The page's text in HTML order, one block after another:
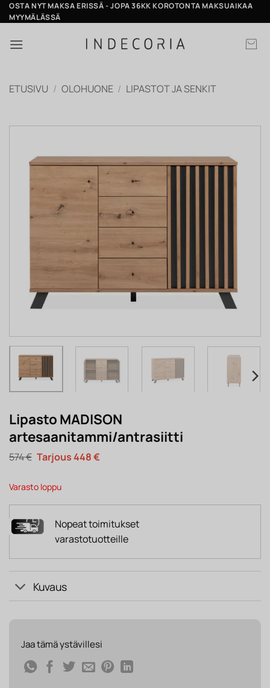
Skip
to
OSTA NYT MAKSA ERISSÄ - JOPA 36KK KOROTONTA MAKSUAIKAA
MYYMÄLÄSSÄ
ETUSIVU / OLOHUONE / LIPASTOT JA SENKIT
Lipasto MADISON
artesaanitammi/antrasiitti
574€ Alkuperäinen
hinta
574 €.
448€Nykyinen
Varasto loppu
Nopeat toimitukset
varastotuotteille
Kuvaus
Jaa tämä ystävillesi